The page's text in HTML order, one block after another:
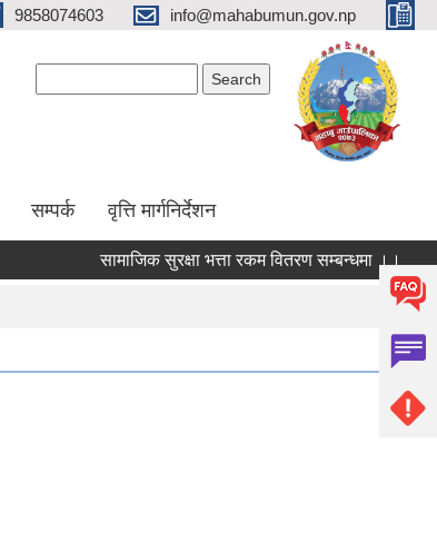
9858074603 info@mahabumun.gov.np
सम्पर्क वृत्ति मार्गनिर्देशन
सामाजिक सुरक्षा भत्ता रकम वितरण सम्बन्धमा ।।